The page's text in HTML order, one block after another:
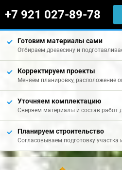
+7 921 027-89-78
Готовим материалы сами
Отбираем древесину и
Корректируем проекты
Меняем планировку, расположение
Уточняем комплектацию
Сверяем материалы и состав работ
Планируем строительство
Согласовываем подготовку участка